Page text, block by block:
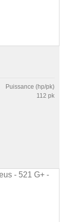
Puissance (hp/pk)
112 pk